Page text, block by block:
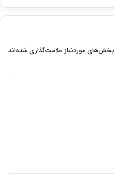
بخش‌های موردنیاز علامت‌گذاری شده‌اند